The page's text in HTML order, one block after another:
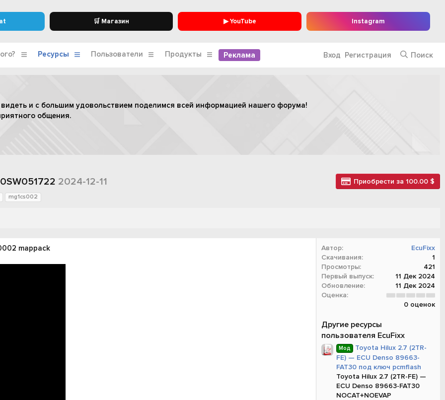
🛒 Магазин ▶ YouTube Instagram
Ресурсы Пользователи Продукты Реклама Вход Регистрация Поиск
и с большим удовольствием поделимся всей информацией нашего форума!
общения.
2024-12-11
Приобрести за 100.00 $
mg1cs002
mappack Автор
EcuFixx
Скачивания
1
Просмотры
421
Первый выпуск
11 Дек 2024
Обновление
11 Дек 2024
Оценка
0
.
0
0 оценок
Другие ресурсы
пользователя EcuFixx
Мод
Toyota Hilux 2.7 (2TR-
FE) — ECU Denso 89663-
FAT30 под ключ pcmflash
Toyota Hilux 2.7 (2TR-FE) —
ECU Denso 89663-FAT30
NOCAT+NOEVAP